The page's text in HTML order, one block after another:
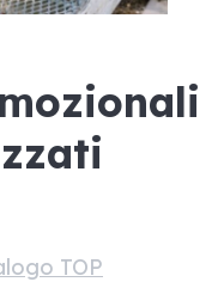
TOP